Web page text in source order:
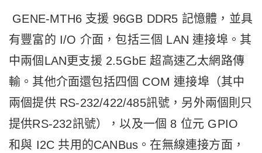
GENE-MTH6 支援 96GB DDR5 記憶體，並具
有豐富的 I/O 介面，包括三個 LAN 連接埠。其
中兩個LAN更支援 2.5GbE 超高速乙太網路傳
輸。其他介面還包括四個 COM 連接埠（其中
兩個提供 RS-232/422/485訊號，另外兩個則只
提供RS-232訊號），以及一個 8 位元 GPIO
和與 I2C 共用的CANBus。在無線連接方面，